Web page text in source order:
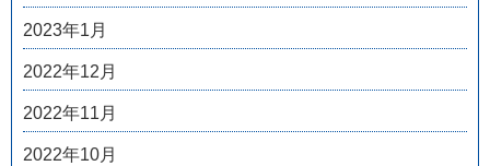
2023年1月
2022年12月
2022年11月
2022年10月